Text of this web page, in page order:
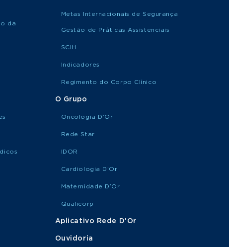
da
Metas Internacionais de Segurança
Gestão de Práticas Assistenciais
SCIH
Indicadores
Regimento do Corpo Clínico
O Grupo
Oncologia D’Or
Rede Star
IDOR
Cardiologia D’Or
Maternidade D’Or
Qualicorp
Aplicativo Rede D'Or
Ouvidoria